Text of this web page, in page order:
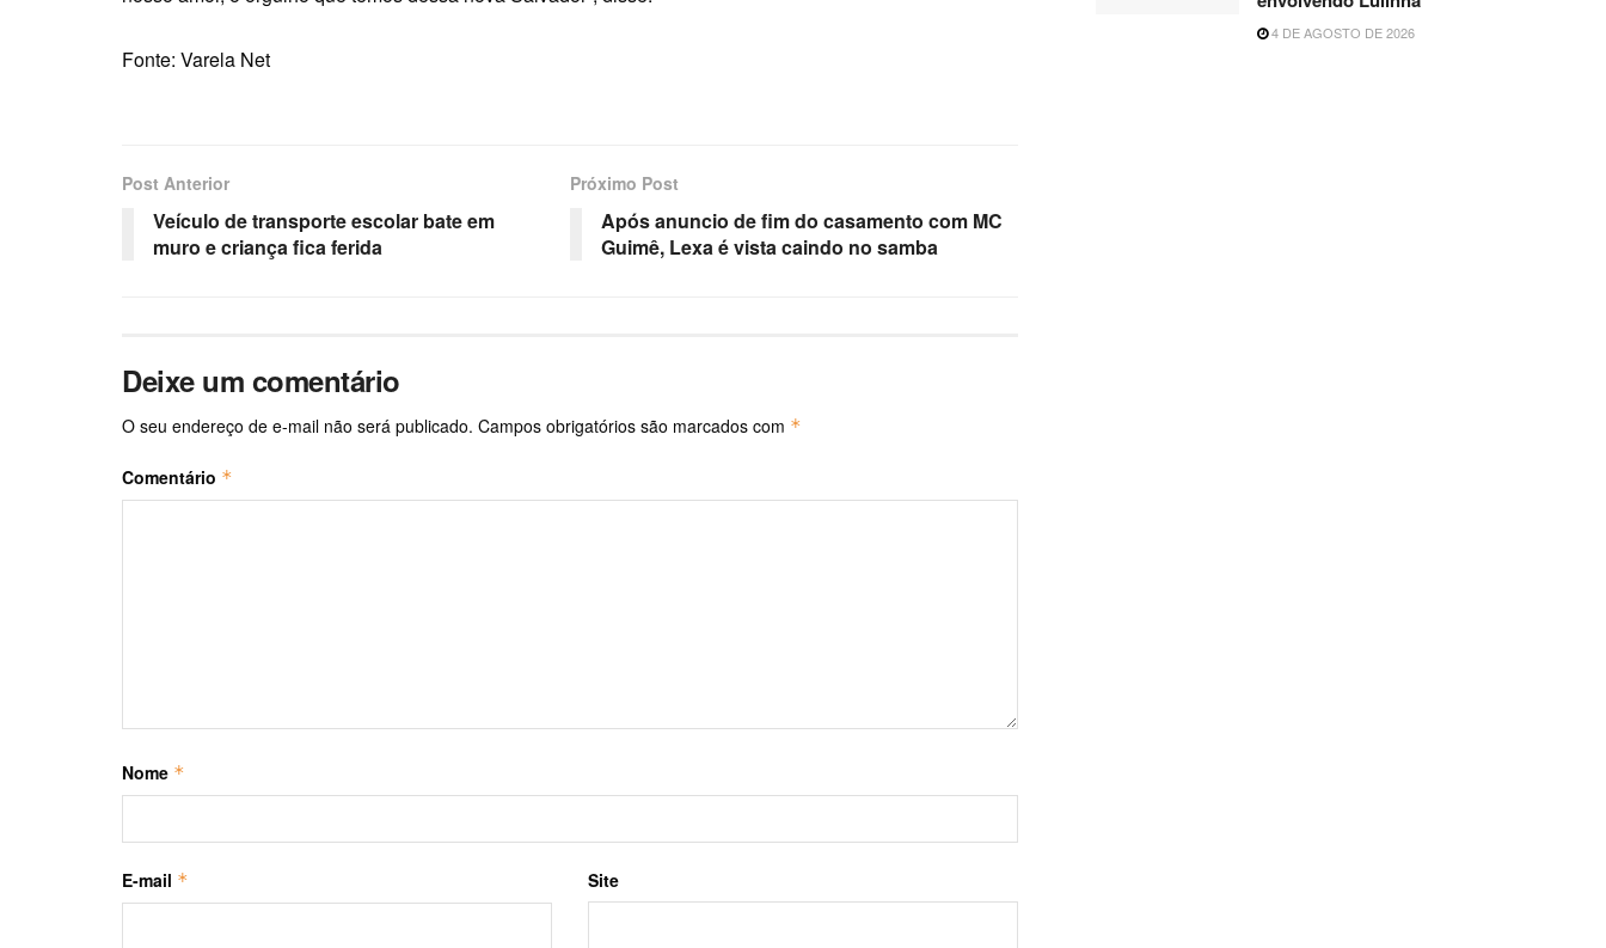
Fonte: Varela Net
Post Anterior
Veículo de transporte escolar bate em
muro e criança fica ferida
Próximo Post
Após anuncio de fim do casamento com MC
Guimê, Lexa é vista caindo no samba
Deixe um comentário
O seu endereço de e-mail não será publicado. Campos obrigatórios são marcados com *
Comentário *
Nome *
E-mail * Site
4 DE AGOSTO DE 2026